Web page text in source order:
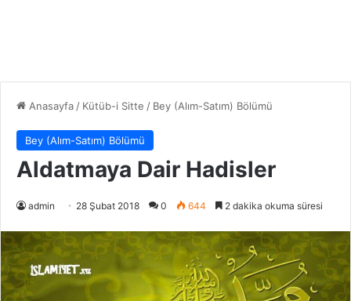
Anasayfa/ Kütüb-i Sitte / Bey (Alım-Satım) Bölümü
Bey (Alım-Satım) Bölümü
Aldatmaya Dair Hadisler
admin 28 Şubat 2018 0 644 2 dakika okuma süresi